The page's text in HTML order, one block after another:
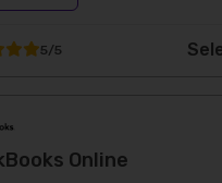
5/5
Online